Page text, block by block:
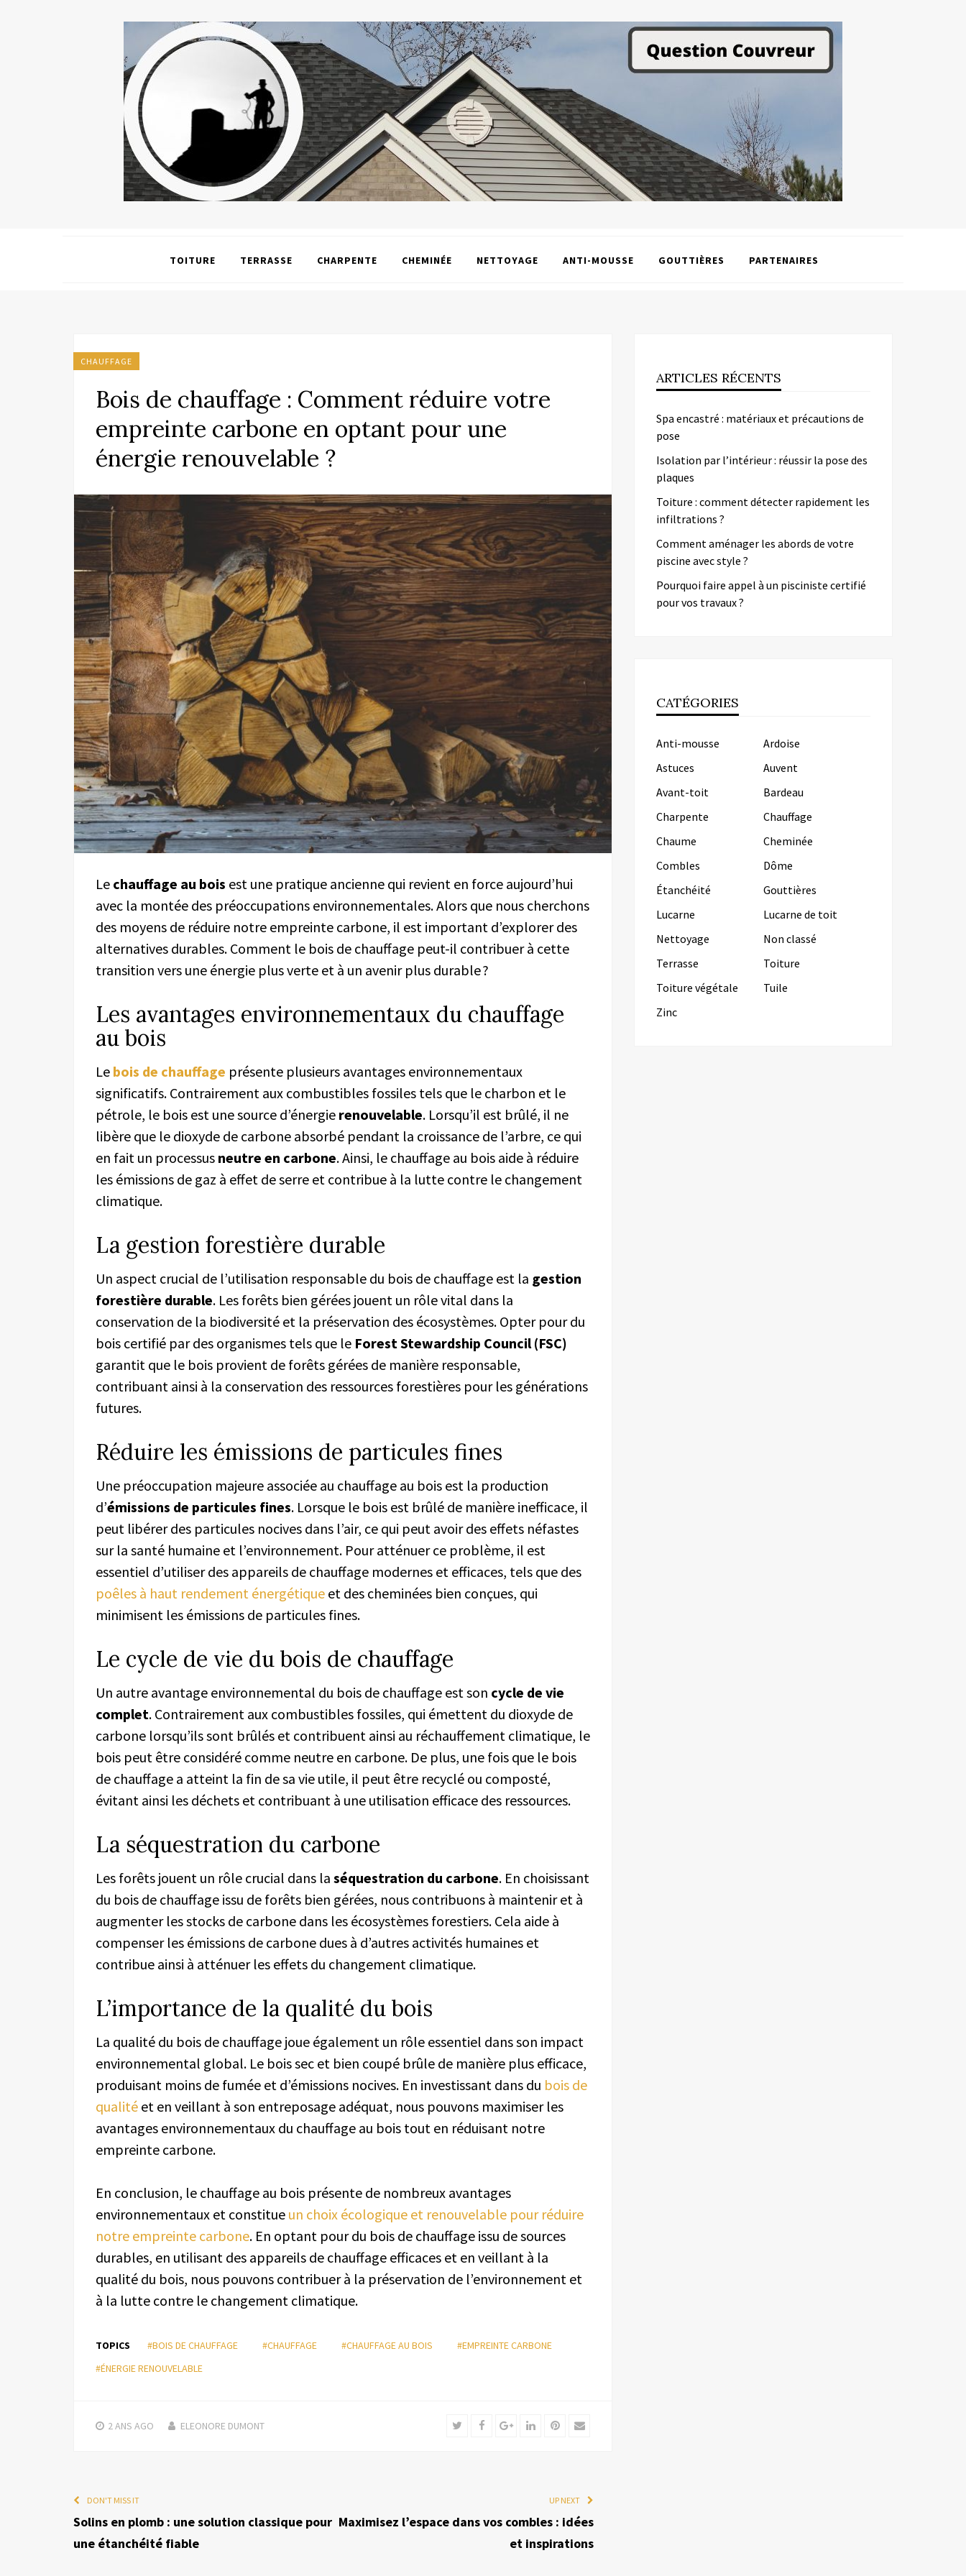
TOITURE TERRASSE CHARPENTE CHEMINÉE NETTOYAGE ANTI-MOUSSE GOUTTIÈRES PARTENAIRES
CHAUFFAGE
Bois de chauffage : Comment réduire votre
empreinte carbone en optant pour une
énergie renouvelable ?
Le chauffage au bois est une pratique ancienne qui revient en force aujourd’hui
avec la montée des préoccupations environnementales. Alors que nous cherchons
des moyens de réduire notre empreinte carbone, il est important d’explorer des
alternatives durables. Comment le bois de chauffage peut-il contribuer à cette
transition vers une énergie plus verte et à un avenir plus durable ?
Les avantages environnementaux du chauffage
au bois
Le bois de chauffage présente plusieurs avantages environnementaux
significatifs. Contrairement aux combustibles fossiles tels que le charbon et le
pétrole, le bois est une source d’énergie renouvelable. Lorsqu’il est brûlé, il ne
libère que le dioxyde de carbone absorbé pendant la croissance de l’arbre, ce qui
en fait un processus neutre en carbone. Ainsi, le chauffage au bois aide à réduire
les émissions de gaz à effet de serre et contribue à la lutte contre le changement
climatique.
La gestion forestière durable
Un aspect crucial de l’utilisation responsable du bois de chauffage est la gestion
forestière durable. Les forêts bien gérées jouent un rôle vital dans la
conservation de la biodiversité et la préservation des écosystèmes. Opter pour du
bois certifié par des organismes tels que le Forest Stewardship Council (FSC)
garantit que le bois provient de forêts gérées de manière responsable,
contribuant ainsi à la conservation des ressources forestières pour les générations
futures.
Réduire les émissions de particules fines
Une préoccupation majeure associée au chauffage au bois est la production
d’émissions de particules fines. Lorsque le bois est brûlé de manière inefficace, il
peut libérer des particules nocives dans l’air, ce qui peut avoir des effets néfastes
sur la santé humaine et l’environnement. Pour atténuer ce problème, il est
essentiel d’utiliser des appareils de chauffage modernes et efficaces, tels que des
poêles à haut rendement énergétique et des cheminées bien conçues, qui
minimisent les émissions de particules fines.
Le cycle de vie du bois de chauffage
Un autre avantage environnemental du bois de chauffage est son cycle de vie
complet. Contrairement aux combustibles fossiles, qui émettent du dioxyde de
carbone lorsqu’ils sont brûlés et contribuent ainsi au réchauffement climatique, le
bois peut être considéré comme neutre en carbone. De plus, une fois que le bois
de chauffage a atteint la fin de sa vie utile, il peut être recyclé ou composté,
évitant ainsi les déchets et contribuant à une utilisation efficace des ressources.
La séquestration du carbone
Les forêts jouent un rôle crucial dans la séquestration du carbone. En choisissant
du bois de chauffage issu de forêts bien gérées, nous contribuons à maintenir et à
augmenter les stocks de carbone dans les écosystèmes forestiers. Cela aide à
compenser les émissions de carbone dues à d’autres activités humaines et
contribue ainsi à atténuer les effets du changement climatique.
L’importance de la qualité du bois
La qualité du bois de chauffage joue également un rôle essentiel dans son impact
environnemental global. Le bois sec et bien coupé brûle de manière plus efficace,
produisant moins de fumée et d’émissions nocives. En investissant dans du bois de
qualité et en veillant à son entreposage adéquat, nous pouvons maximiser les
avantages environnementaux du chauffage au bois tout en réduisant notre
empreinte carbone.
En conclusion, le chauffage au bois présente de nombreux avantages
environnementaux et constitue un choix écologique et renouvelable pour réduire
notre empreinte carbone. En optant pour du bois de chauffage issu de sources
durables, en utilisant des appareils de chauffage efficaces et en veillant à la
qualité du bois, nous pouvons contribuer à la préservation de l’environnement et
à la lutte contre le changement climatique.
TOPICS #BOIS DE CHAUFFAGE #CHAUFFAGE #CHAUFFAGE AU BOIS
#EMPREINTE CARBONE
#ÉNERGIE RENOUVELABLE
2 ANS AGO ELEONORE DUMONT TwitterFacebookGoogle+LinkedInPinterest
Email
DON'T MISS IT
Solins en plomb : une solution classique pour
une étanchéité fiable
UP NEXT
Maximisez l’espace dans vos combles : idées
et inspirations
ARTICLES RÉCENTS
Spa encastré : matériaux et précautions de
pose
Isolation par l’intérieur : réussir la pose des
plaques
Toiture : comment détecter rapidement les
infiltrations ?
Comment aménager les abords de votre
piscine avec style ?
Pourquoi faire appel à un pisciniste certifié
pour vos travaux ?
CATÉGORIES
Anti-mousse
Ardoise
Astuces
Auvent
Avant-toit
Bardeau
Charpente
Chauffage
Chaume
Cheminée
Combles
Dôme
Étanchéité
Gouttières
Lucarne
Lucarne de toit
Nettoyage
Non classé
Terrasse
Toiture
Toiture végétale
Tuile
Zinc